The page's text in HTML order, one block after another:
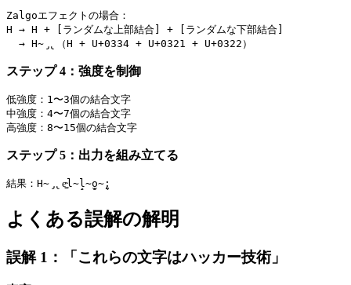
Zalgoエフェクトの場合：
H → H + [ランダムな上部結合] + [ランダムな下部結合]
ステップ 4：強度を制御
低強度：1〜3個の結合文字
中強度：4〜7個の結合文字
ステップ 5：出力を組み立てる
よくある誤解の解明
誤解 1：「これらの文字はハッカー技術」